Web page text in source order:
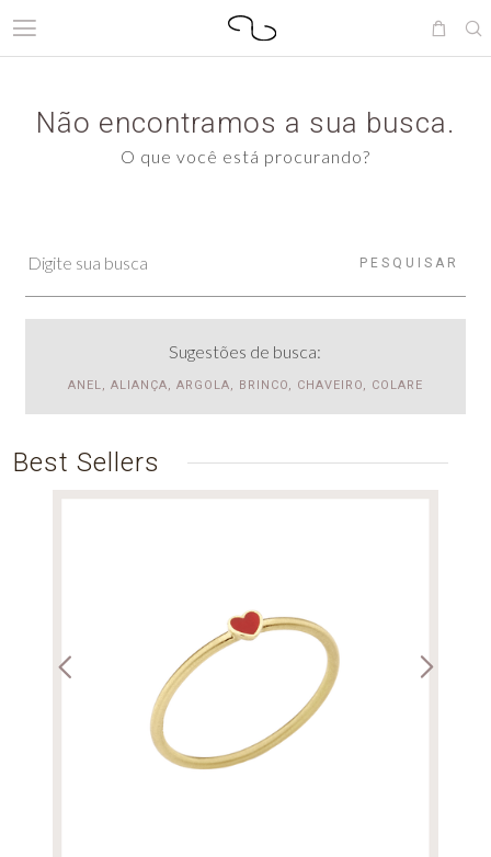
Não encontramos a sua busca.
O que você está procurando?
PESQUISAR
Sugestões de busca:
ANEL, ALIANÇA, ARGOLA, BRINCO, CHAVEIRO, COLARE
Best Sellers